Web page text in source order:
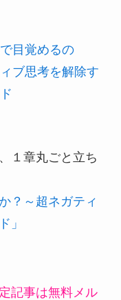
目覚めるの
ブ思考を解除す
１章丸ごと立ち
？～超ネガティ
」
記事は無料メル